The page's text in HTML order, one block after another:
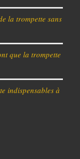
la trompette sans
que la trompette
indispensables à